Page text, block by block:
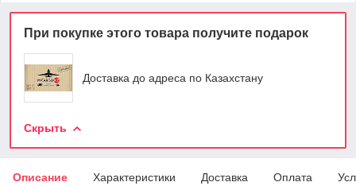
При покупке этого товара получите подарок
Доставка до адреса по Казахстану
Скрыть
Описание Характеристики Доставка Оплата